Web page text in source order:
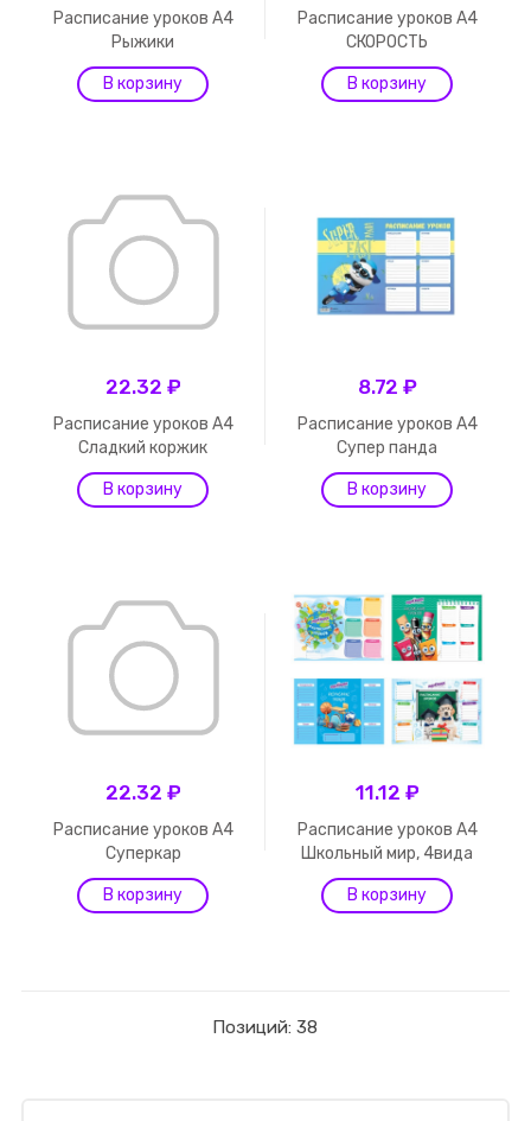
Расписание уроков А4
Рыжики
Расписание уроков А4
СКОРОСТЬ
22.32 ₽
Расписание уроков А4
Сладкий коржик
8.72 ₽
Расписание уроков А4
Супер панда
22.32 ₽
Расписание уроков А4
Суперкар
11.12 ₽
Расписание уроков А4
Школьный мир, 4вида
Позиций: 38